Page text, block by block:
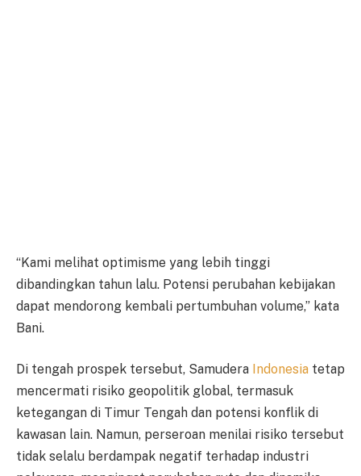
“Kami melihat optimisme yang lebih tinggi
dibandingkan tahun lalu. Potensi perubahan kebijakan
dapat mendorong kembali pertumbuhan volume,” kata
Bani.
Di tengah prospek tersebut, Samudera Indonesia tetap
mencermati risiko geopolitik global, termasuk
ketegangan di Timur Tengah dan potensi konflik di
kawasan lain. Namun, perseroan menilai risiko tersebut
tidak selalu berdampak negatif terhadap industri